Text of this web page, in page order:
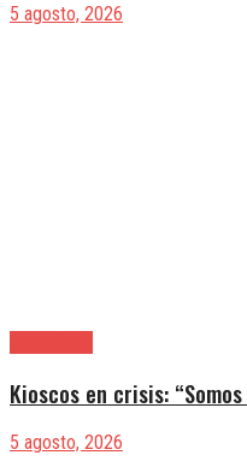
5 agosto, 2026
Kioscos en crisis:
5 agosto, 2026